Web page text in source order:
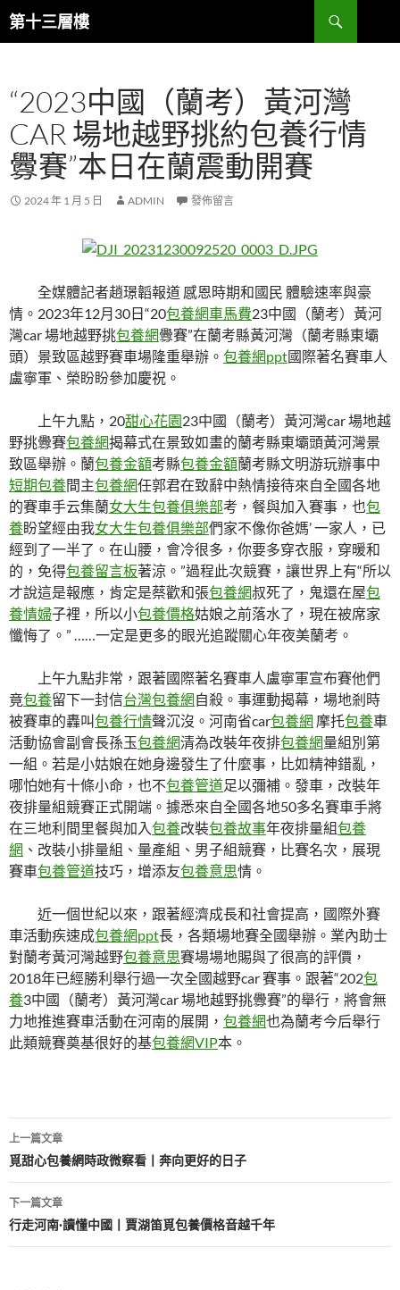
跳
至
內
第十三層樓
搜
尋
“2023中國（蘭考）黃河灣
CAR 場地越野挑約包養行情
釁賽”本日在蘭震動開賽
2024 年 1 月 5 日 ADMIN 發佈留言
全媒體記者趙璟韜報道 感恩時期和國民 體驗速率與豪
情。2023年12月30日“20包養網車馬費23中國（蘭考）黃河
灣car 場地越野挑包養網釁賽”在蘭考縣黃河灣（蘭考縣東壩
頭）景致區越野賽車場隆重舉辦。 包養網ppt國際著名賽車人
盧寧軍、榮盼盼參加慶祝。
上午九點，20甜心花園23中國（蘭考）黃河灣car 場地越
野挑釁賽包養網揭幕式在景致如畫的蘭考縣東壩頭黃河灣景
致區舉辦。蘭包養金額考縣包養金額蘭考縣文明游玩辦事中
短期包養間主包養網任郭君在致辭中熱情接待來自全國各地
的賽車手云集蘭女大生包養俱樂部考，餐與加入賽事，也包
養盼望經由我女大生包養俱樂部們家不像你爸媽’ 一家人，已
經到了一半了。在山腰，會冷很多，你要多穿衣服，穿暖和
的，免得包養留言板著涼。”過程此次競賽，讓世界上有“所以
才說這是報應，肯定是蔡歡和張包養網叔死了，鬼還在屋包
養情婦子裡，所以小包養價格姑娘之前落水了，現在被席家
懺悔了。” ……一定是更多的眼光追蹤關心年夜美蘭考。
上午九點非常，跟著國際著名賽車人盧寧軍宣布賽他們
竟包養留下一封信台灣包養網自殺。事運動揭幕，場地剎時
被賽車的轟叫包養行情聲沉沒。河南省car包養網 摩托包養車
活動協會副會長孫玉包養網清為改裝年夜排包養網量組別第
一組。若是小姑娘在她身邊發生了什麼事，比如精神錯亂，
哪怕她有十條小命，也不包養管道足以彌補。發車，改裝年
夜排量組競賽正式開端。據悉來自全國各地50多名賽車手將
在三地利間里餐與加入包養改裝包養故事年夜排量組包養
網 、改裝小排量組、量產組、男子組競賽，比賽名次，展現
賽車包養管道技巧，增添友包養意思情。
近一個世紀以來，跟著經濟成長和社會提高，國際外賽
車活動疾速成包養網ppt長，各類場地賽全國舉辦。業內助士
對蘭考黃河灣越野包養意思賽場場地賜與了很高的評價，
2018年已經勝利舉行過一次全國越野car 賽事。跟著“202包
養3中國（蘭考）黃河灣car 場地越野挑釁賽”的舉行，將會無
力地推進賽車活動在河南的展開， 包養網也為蘭考今后舉行
此類競賽奠基很好的基包養網VIP本。
文
章
導
覽
上一篇文章
覓甜心包養網時政微察看丨奔向更好的日子
下一篇文章
行走河南·讀懂中國丨賈湖笛覓包養價格音越千年